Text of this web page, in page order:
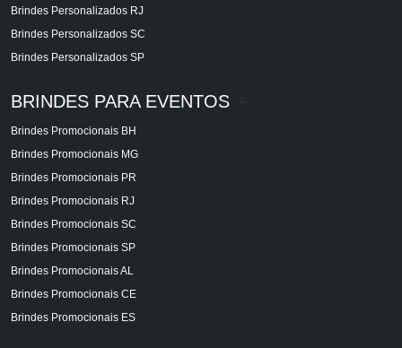
Brindes Personalizados RJ
Brindes Personalizados SC
Brindes Personalizados SP
BRINDES PARA EVENTOS
Brindes Promocionais BH
Brindes Promocionais MG
Brindes Promocionais PR
Brindes Promocionais RJ
Brindes Promocionais SC
Brindes Promocionais SP
Brindes Promocionais AL
Brindes Promocionais CE
Brindes Promocionais ES